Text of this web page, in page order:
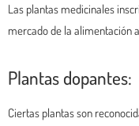
Las plantas medicinales
mercado de la alimentación
Plantas dopantes:
Ciertas plantas son